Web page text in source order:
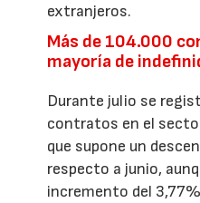
extranjeros.
Más de 104.000
mayoría de
Durante julio se
contratos en el
que supone un
respecto a junio,
incremento del